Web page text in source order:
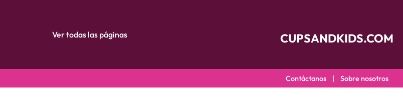
Ver todas las páginas CUPSANDKIDS.COM
Contáctanos | Sobre nosotros